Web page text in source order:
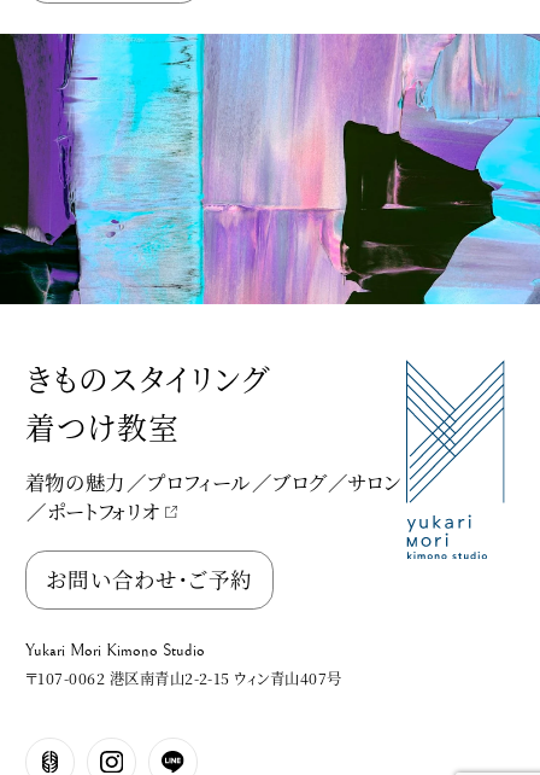
Yukari Mori Kimono Studio
きものスタイリング
着つけ教室
着物の魅力 プロフィール ブログ
サロン
ポートフォリオ
お問い合わせ・ご予約
Yukari Mori Kimono Studio
〒107-0062 港区南青山2-2-15 ウィン青山407号